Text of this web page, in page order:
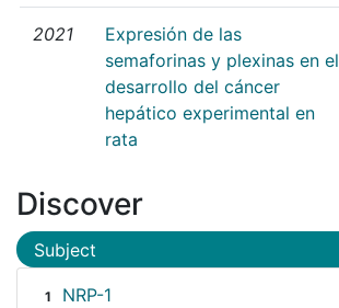
2021
Expresión de las
semaforinas y plexinas en el
desarrollo del cáncer
hepático experimental en
rata
Discover
Subject
1 NRP-1